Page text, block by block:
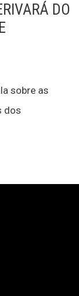
DO
sobre as
dos